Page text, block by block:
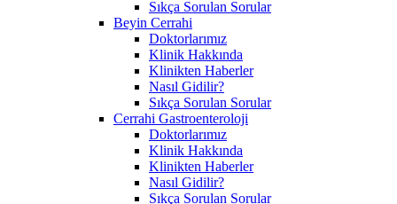
Sıkça Sorulan Sorular
Beyin Cerrahi
Doktorlarımız
Klinik Hakkında
Klinikten Haberler
Nasıl Gidilir?
Sıkça Sorulan Sorular
Cerrahi Gastroenteroloji
Doktorlarımız
Klinik Hakkında
Klinikten Haberler
Nasıl Gidilir?
Sıkça Sorulan Sorular